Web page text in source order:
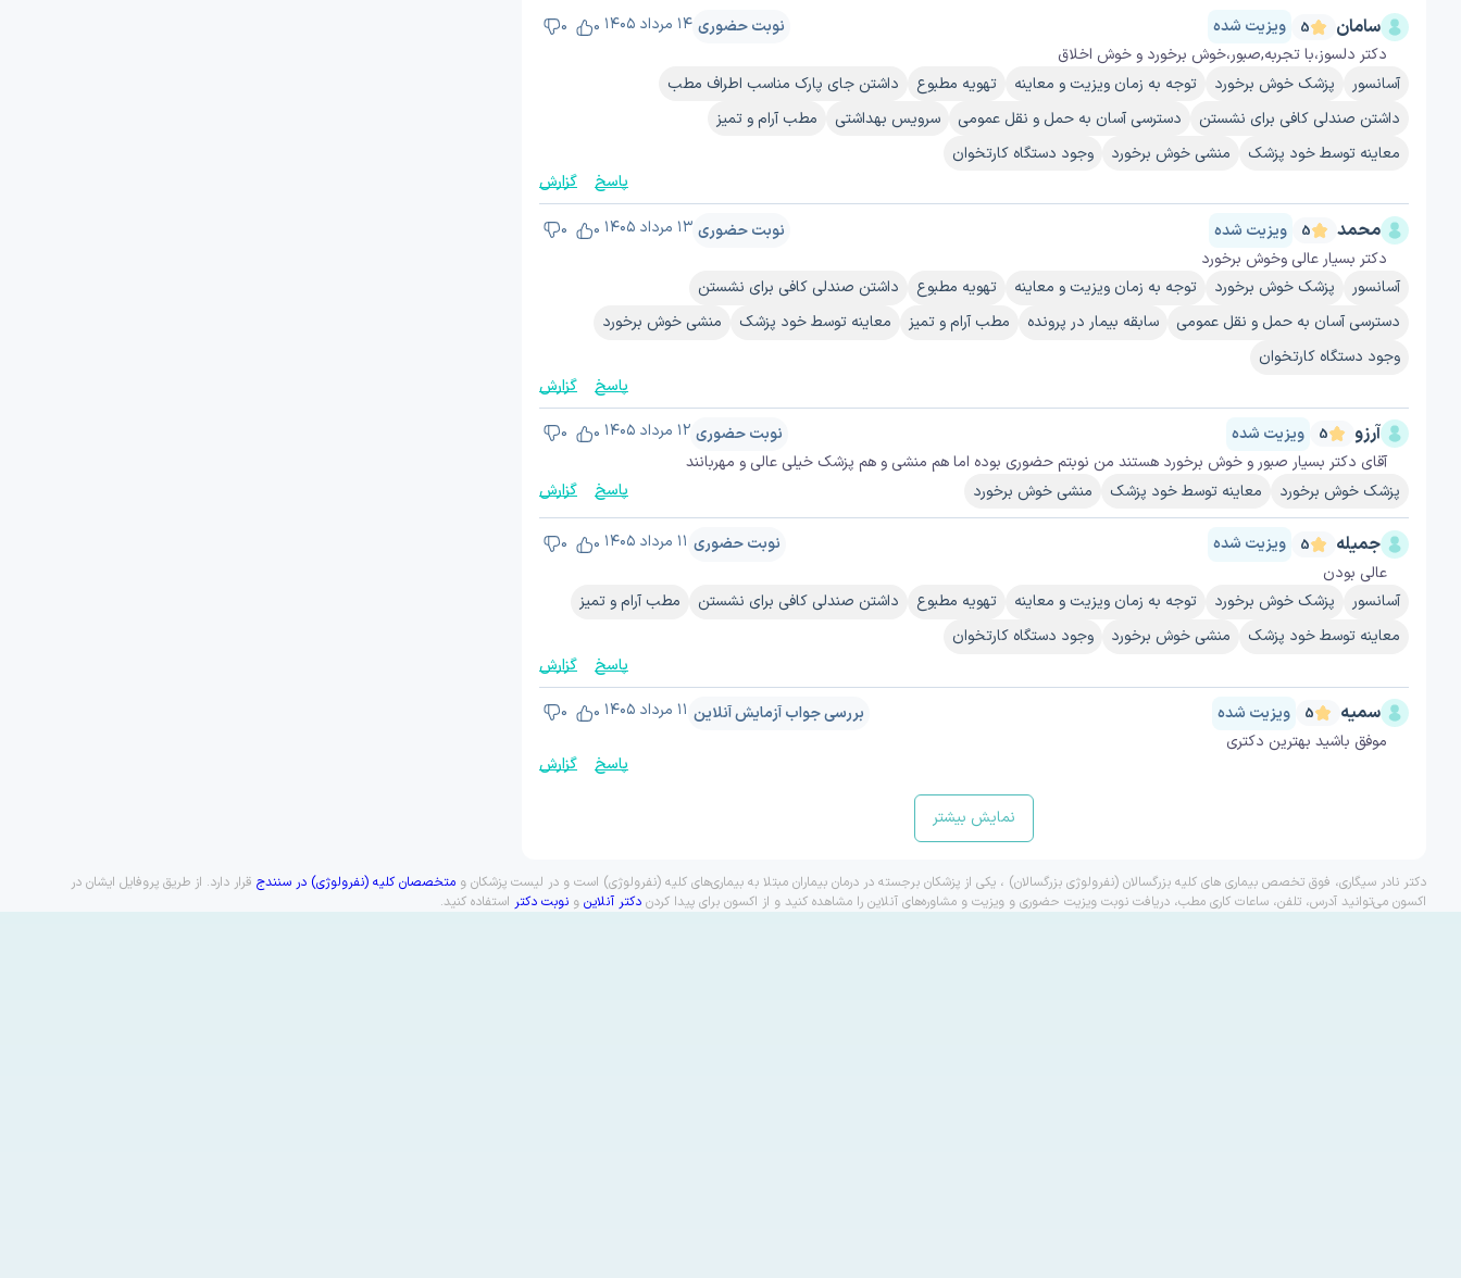
سامان 5 ویزیت شده نوبت حضوری ۱۴ مرداد ۱۴۰۵ 0
0
دکتر دلسوز،با تجربه,صبور،خوش برخورد و خوش اخلاق
آسانسور
پزشک خوش برخورد توجه به زمان ویزیت و معاینه تهویه مطبوع
داشتن جای پارک مناسب اطراف مطب
داشتن صندلی کافی برای نشستن
دسترسی آسان به حمل و نقل عمومی سرویس بهداشتی
مطب آرام و تمیز
معاینه توسط خود پزشک
منشی خوش برخورد
وجود دستگاه کارتخوان
پاسخ
گزارش
محمد 5 ویزیت شده نوبت حضوری ۱۳ مرداد ۱۴۰۵ 0
0
دکتر بسیار عالی وخوش برخورد
آسانسور
پزشک خوش برخورد توجه به زمان ویزیت و معاینه تهویه مطبوع
داشتن صندلی کافی برای نشستن
دسترسی آسان به حمل و نقل عمومی
سابقه بیمار در پرونده مطب آرام و تمیز معاینه توسط خود پزشک
منشی خوش برخورد
وجود دستگاه کارتخوان
پاسخ
گزارش
آرزو 5 ویزیت شده نوبت حضوری ۱۲ مرداد ۱۴۰۵ 0
0
آقای دکتر بسیار صبور و خوش برخورد هستند من نوبتم حضوری بوده اما هم منشی و هم پزشک خیلی عالی و مهربانند
پزشک خوش برخورد
معاینه توسط خود پزشک منشی خوش برخورد پاسخ گزارش
جمیله 5 ویزیت شده نوبت حضوری ۱۱ مرداد ۱۴۰۵ 0
0
عالی بودن
آسانسور
پزشک خوش برخورد توجه به زمان ویزیت و معاینه تهویه مطبوع داشتن صندلی کافی برای نشستن
مطب آرام و تمیز
معاینه توسط خود پزشک
منشی خوش برخورد
وجود دستگاه کارتخوان
پاسخ
گزارش
سمیه 5 ویزیت شده بررسی جواب آزمایش آنلاین ۱۱ مرداد ۱۴۰۵ 0
0
موفق باشید بهترین دکتری
پاسخ
گزارش
نمایش بیشتر
دکتر نادر سیگاری، فوق تخصص بیماری های کلیه بزرگسالان (نفرولوژی بزرگسالان) ، یکی از پزشکان برجسته در درمان بیماران مبتلا به بیماری‌های کلیه (نفرولوژی) است و در لیست پزشکان و متخصصان کلیه (نفرولوژی) در سنندج قرار دارد. از طریق پروفایل ایشان در
اکسون می‌توانید آدرس، تلفن، ساعات کاری مطب، دریافت نوبت ویزیت حضوری و ویزیت و مشاوره‌های آنلاین را مشاهده کنید و از اکسون برای پیدا کردن دکتر آنلاین و نوبت دکتر استفاده کنید.